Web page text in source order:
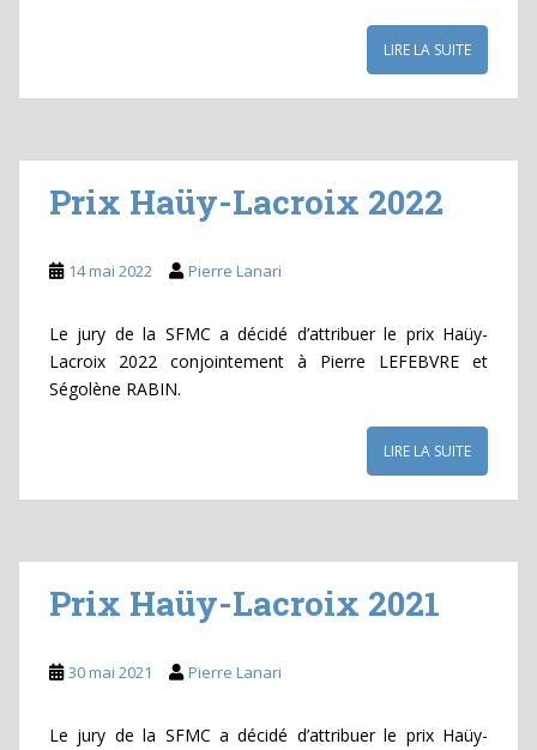
LIRE LA SUITE
Prix Haüy-Lacroix 2022
14 mai 2022 Pierre Lanari
Le jury de la SFMC a décidé d’attribuer le prix Haüy-
Lacroix 2022 conjointement à Pierre LEFEBVRE et
Ségolène RABIN.
LIRE LA SUITE
Prix Haüy-Lacroix 2021
30 mai 2021 Pierre Lanari
Le jury de la SFMC a décidé d’attribuer le prix Haüy-